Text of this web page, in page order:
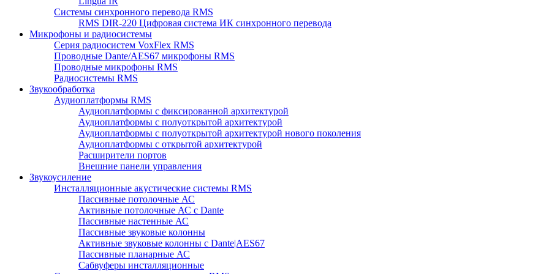
Системы синхронного перевода RMS
RMS DIR-220 Цифровая система ИК синхронного перевода
Микрофоны и радиосистемы
Серия радиосистем VoxFlex RMS
Проводные Dante/AES67 микрофоны RMS
Проводные микрофоны RMS
Радиосистемы RMS
Звукообработка
Аудиоплатформы RMS
Аудиоплатформы с фиксированной архитектурой
Аудиоплатформы с полуоткрытой архитектурой
Аудиоплатформы с полуоткрытой архитектурой нового поколения
Аудиоплатформы с открытой архитектурой
Расширители портов
Внешние панели управления
Звукоусиление
Инсталляционные акустические системы RMS
Пассивные потолочные АС
Активные потолочные АС с Dante
Пассивные настенные АС
Пассивные звуковые колонны
Активные звуковые колонны с Dante|AES67
Пассивные планарные АС
Сабвуферы инсталляционные